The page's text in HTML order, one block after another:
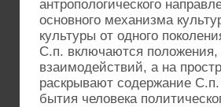
антропологического
основного механизма
культуры от одного
С.п. включаются
взаимодействий, а на
раскрывают содержание
бытия человека